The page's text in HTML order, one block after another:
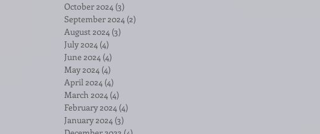
October 2024 (3)
September 2024 (2)
August 2024 (3)
July 2024 (4)
June 2024 (4)
May 2024 (4)
April 2024 (4)
March 2024 (4)
February 2024 (4)
January 2024 (3)